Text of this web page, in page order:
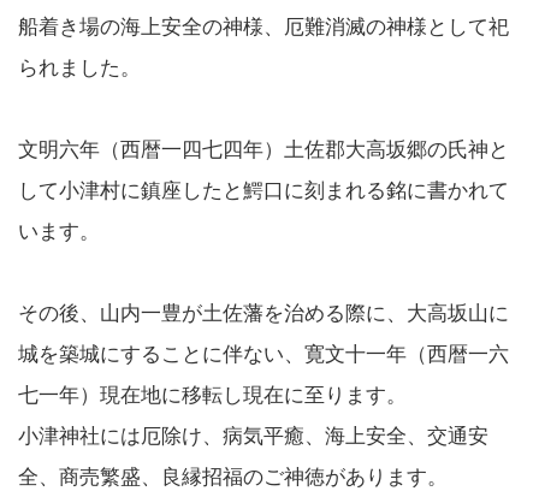
船着き場の海上安全の神様、厄難消滅の神様として祀
られました。
文明六年（西暦一四七四年）土佐郡大高坂郷の氏神と
して小津村に鎮座したと鰐口に刻まれる銘に書かれて
います。
その後、山内一豊が土佐藩を治める際に、大高坂山に
城を築城にすることに伴ない、寛文十一年（西暦一六
七一年）現在地に移転し現在に至ります。
小津神社には厄除け、病気平癒、海上安全、交通安
全、商売繁盛、良縁招福のご神徳があります。